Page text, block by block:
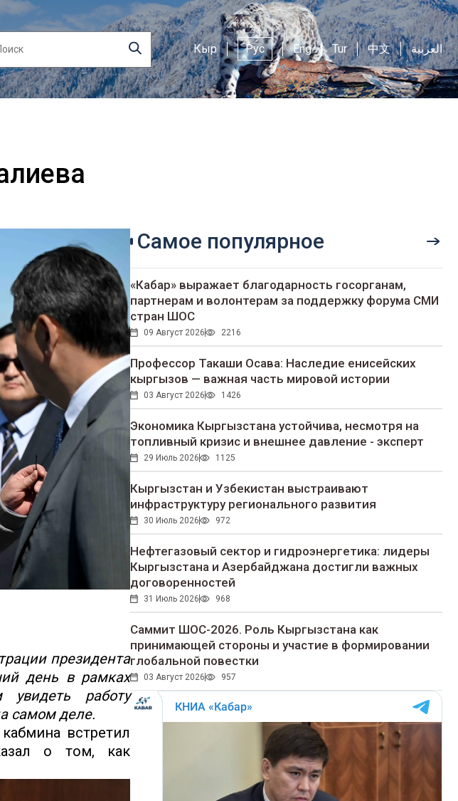
Кыр Рус Eng Tur 中文 العربية
президента
день в рамках
увидеть работу
самом деле.
встретил
о том, как
Самое популярное
«Кабар» выражает благодарность госорганам,
партнерам и волонтерам за поддержку форума СМИ
стран ШОС
09 Август 2026 2216
Профессор Такаши Осава: Наследие енисейских
кыргызов — важная часть мировой истории
03 Август 2026 1426
Экономика Кыргызстана устойчива, несмотря на
топливный кризис и внешнее давление - эксперт
29 Июль 2026 1125
Кыргызстан и Узбекистан выстраивают
инфраструктуру регионального развития
30 Июль 2026 972
Нефтегазовый сектор и гидроэнергетика: лидеры
Кыргызстана и Азербайджана достигли важных
договоренностей
31 Июль 2026 968
Саммит ШОС-2026. Роль Кыргызстана как
принимающей стороны и участие в формировании
глобальной повестки
03 Август 2026 957